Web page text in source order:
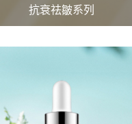
抗衰祛皺系列